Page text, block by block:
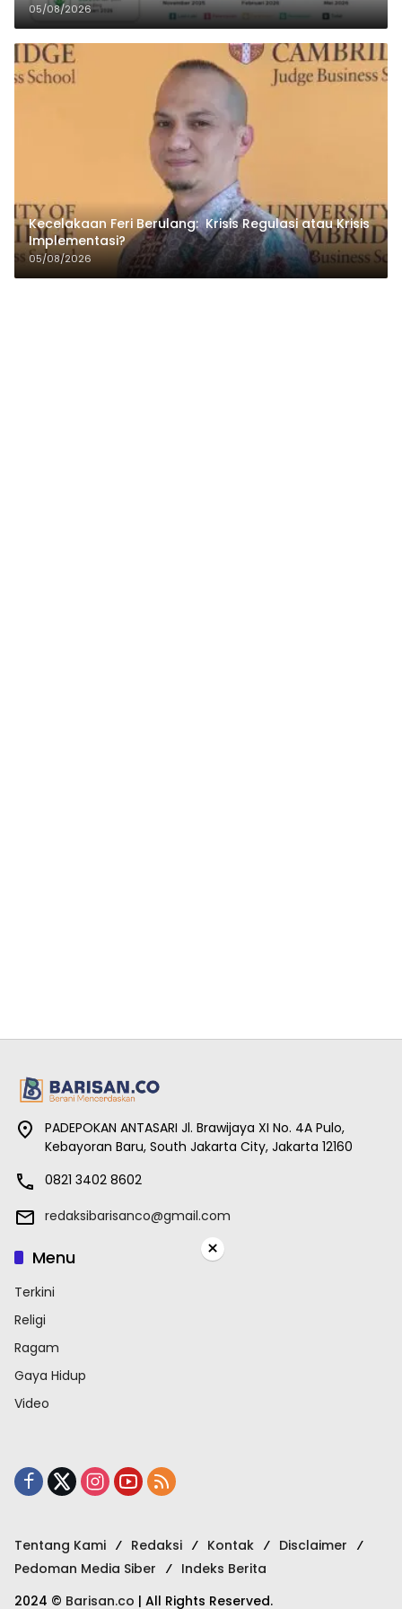
05/08/2026
Kecelakaan Feri Berulang: Krisis Regulasi atau Krisis
Implementasi?
05/08/2026
PADEPOKAN ANTASARI Jl. Brawijaya XI No. 4A Pulo,
Kebayoran Baru, South Jakarta City, Jakarta 12160
0821 3402 8602
redaksibarisanco@gmail.com
Menu
Terkini
Religi
Ragam
Gaya Hidup
Video
Tentang Kami Redaksi Kontak
Disclaimer
Pedoman Media Siber
Indeks Berita
2024 © Barisan.co | All Rights Reserved.
×